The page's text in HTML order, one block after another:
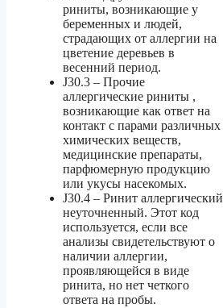
риниты, возникающие у
беременных и людей,
страдающих от аллергии на
цветение деревьев в
весенний период.
J30.3 – Прочие
аллергические риниты ,
возникающие как ответ на
контакт с парами различных
химических веществ,
медицинские препараты,
парфюмерную продукцию
или укусы насекомых.
J30.4 – Ринит аллергический
неуточненный. Этот код
используется, если все
анализы свидетельствуют о
наличии аллергии,
проявляющейся в виде
ринита, но нет четкого
ответа на пробы.